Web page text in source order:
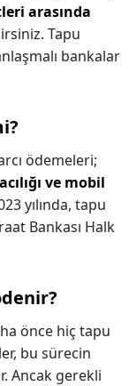
arasında
Tapu
bankalar
ödemeleri;
ve mobil
yılında, tapu
Bankası Halk
önce hiç tapu
bu sürecin
Ancak gerekli